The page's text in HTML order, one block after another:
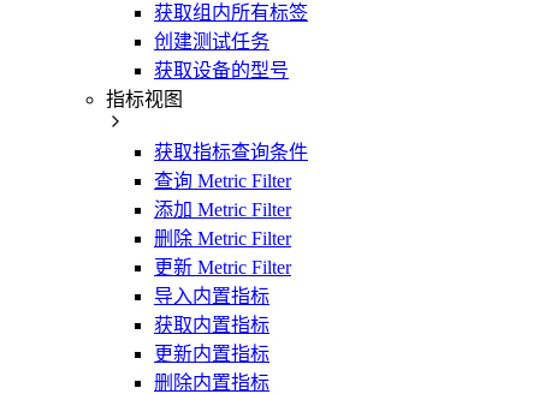
获取组内所有标签
创建测试任务
获取设备的型号
指标视图
获取指标查询条件
查询 Metric Filter
添加 Metric Filter
删除 Metric Filter
更新 Metric Filter
导入内置指标
获取内置指标
更新内置指标
删除内置指标